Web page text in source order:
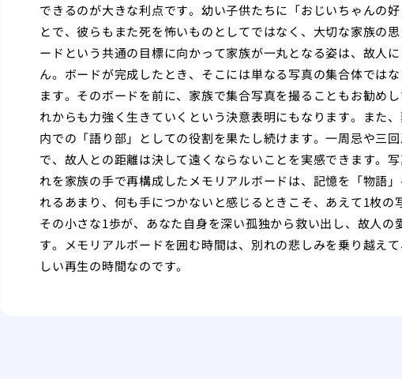
できるのが大きな利点です。幼い子供たちに「おじいちゃんの
とで、彼らもまた死を怖いものとしてではなく、大切な家族の
ードという共通の目標に向かって家族が一丸となる姿は、故人
ん。ボードが完成したとき、そこには単なる写真の集合体では
ます。そのボードを前に、家族で集合写真を撮ることもお勧め
れからも力強く生きていくという決意表明にもなります。また
内での「語り部」としての役割を果たし続けます。一周忌や三
で、故人との距離は決して遠くならないことを実感できます。
れを家族の手で再構成したメモリアルボードは、記憶を「物語
れるあまり、何も手につかないと感じるときこそ、あえて1枚の
その小さな1歩が、あなた自身を深い孤独から救い出し、故人
す。メモリアルボードを囲む時間は、別れの悲しみを乗り越え
しい再生の時間なのです。